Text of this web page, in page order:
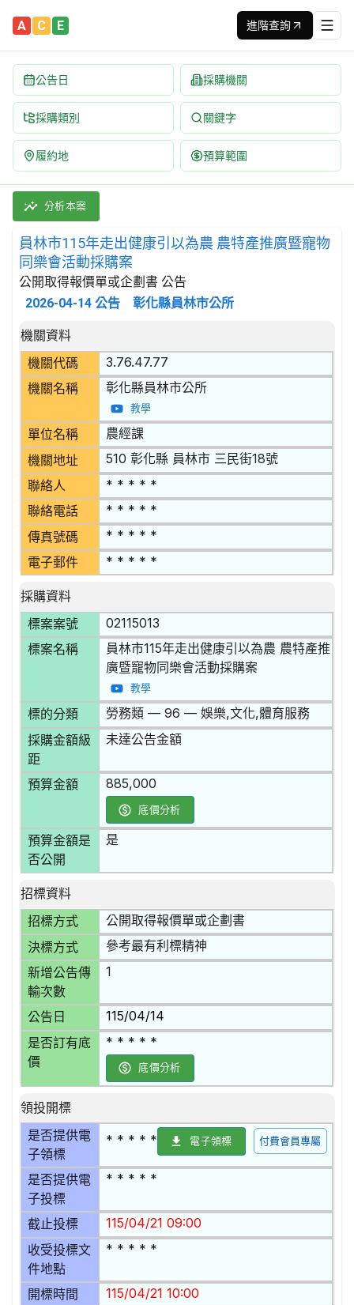
A C E 進階查詢
公告日 採購機關
採購類別 關鍵字
履約地 預算範圍
員林市115年走出健康引以為農 農特產推廣暨寵物同樂會活
採購類別：勞務類 娛樂,文化,體育服務 | 招標方式：公開取
分析本案
員林市115年走出健康引以為農 農特產推廣暨寵物
同樂會活動採購案
公開取得報價單或企劃書 公告
2026-04-14 公告 彰化縣員林市公所
招標公告詳細內容
機關資料
機關代碼
3.76.47.77
機關名稱 彰化縣員林市公所
教學
單位名稱 農經課
機關地址 510 彰化縣 員林市 三民街18號
聯絡人 * * * * *
聯絡電話 * * * * *
傳真號碼 * * * * *
電子郵件 * * * * *
採購資料
標案案號
02115013
標案名稱
員林市115年走出健康引以為農 農特產推
廣暨寵物同樂會活動採購案
教學
標的分類 勞務類 — 96 — 娛樂,文化,體育服務
採購金額級
距
未達公告金額
預算金額 885,000
底價分析
預算金額是
否公開
是
招標資料
招標方式
公開取得報價單或企劃書
決標方式 參考最有利標精神
新增公告傳
輸次數
1
公告日 115/04/14
是否訂有底
價
* * * * *
底價分析
領投開標
是否提供電
子領標
* * * * * 電子領標 付費會員專屬
是否提供電
子投標
* * * * *
截止投標 115/04/21 09:00
收受投標文
件地點
* * * * *
開標時間 115/04/21 10:00